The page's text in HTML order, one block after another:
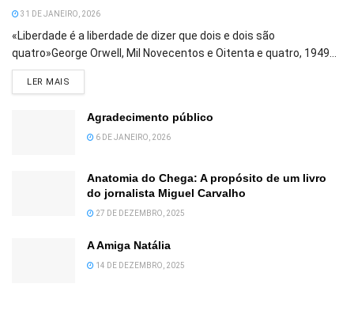
31 DE JANEIRO, 2026
«Liberdade é a liberdade de dizer que dois e dois são
quatro»George Orwell, Mil Novecentos e Oitenta e quatro, 1949...
LER MAIS
Agradecimento público
6 DE JANEIRO, 2026
Anatomia do Chega: A propósito de um livro
do jornalista Miguel Carvalho
27 DE DEZEMBRO, 2025
A Amiga Natália
14 DE DEZEMBRO, 2025